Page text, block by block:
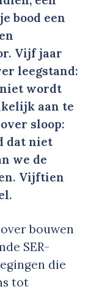
bood een
Vijf jaar
leegstand:
wordt
aan te
sloop:
dat niet
we de
Vijftien
bouwen
SER-
die
tot